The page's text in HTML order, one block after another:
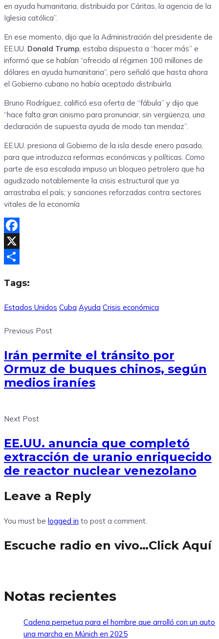
en ayuda humanitaria, distribuida por Cáritas, la agencia de la
Iglesia católica”.
En ese momento, dijo que la Administración del presidente de
EE.UU. Donald Trump, estaba dispuesta a “hacer más” e
informó que se habían “ofrecido al régimen 100 millones de
dólares en ayuda humanitaria”, pero señaló que hasta ahora
el Gobierno cubano no había aceptado distribuirla.
Bruno Rodríguez, calificó esa oferta de “fábula” y dijo que
“hace falta gran cinismo para pronunciar, sin vergüenza, una
declaración de supuesta ayuda de modo tan mendaz”.
EE.UU. presiona al Gobierno de la isla desde enero pasado,
para que introduzca reformas económicas y políticas. Como
parte de esa escalada impuso un bloqueo petrolero que ha
agudizado notablemente la crisis estructural que ya
arrastraba el país; y sanciones reforzadas contra sectores
vitales de la economía
Facebook
X
Tags:
Estados Unidos Cuba Ayuda Crisis económica
Previous Post
Irán permite el tránsito por
Ormuz de buques chinos, según
medios iraníes
Next Post
EE.UU. anuncia que completó
extracción de uranio enriquecido
de reactor nuclear venezolano
Leave a Reply
You must be logged in to post a comment.
Escuche radio en vivo…Click Aquí
Notas recientes
Cadena perpetua para el hombre que arrolló con un auto
una marcha en Múnich en 2025